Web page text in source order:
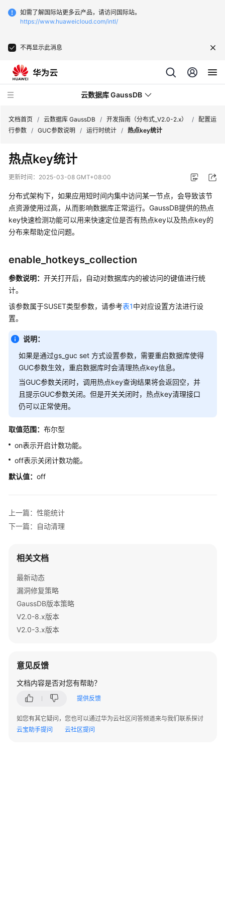
如需了解国际站更多云产品，请访问国际站。
https://www.huaweicloud.com/intl/
不再显示此消息
云数据库 GaussDB
新
动
服
务
公
产
品
费
说
明
速
入
门
用
户
南
指
南
发
南
（分
_V2.0-
10.x）
发
指
（集
式
_V2.0-
文档首页 / 云数据库 GaussDB / 开发指南（分布式_V2.0-2.x） /
配置运
行参数 / GUC参数说明 / 运行时统计 / 热点key统计
热点key统计
更新时间： 2025-03-08 GMT+08:00
分布式架构下，如果应用短时间内集中访问某一节点，会导致该节
点资源使用过高，从而影响数据库正常运行。 GaussDB提供的热点
key快速检测功能可以用来快速定位是否有热点key以及热点key的
分布来帮助定位问题。
enable_hotkeys_collection
参数说明： 开关打开后，自动对数据库内的被访问的键值进行统
计。
该参数属于SUSET类型参数，请参考表1中对应设置方法进行设
置。
说明：
如果是通过gs_guc set 方式设置参数，需要重启数据库使得
GUC参数生效，重启数据库时会清理热点key信息。
当GUC参数关闭时，调用热点key查询结果将会返回空，并
且提示GUC参数关闭。但是开关关闭时，热点key清理接口
仍可以正常使用。
取值范围： 布尔型
on表示开启计数功能。
off表示关闭计数功能。
默认值： off
上一篇：性能统计
下一篇：自动清理
相关文档
最新动态
漏洞修复策略
GaussDB版本策略
V2.0-8.x版本
V2.0-3.x版本
意见反馈
文档内容是否对您有帮助？
提供反馈
如您有其它疑问，您也可以通过华为云社区问答频道来与我们联系探讨
云宝助手提问
云社区提问